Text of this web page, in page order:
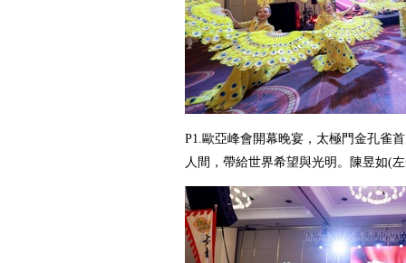
P1. 歐亞峰會開幕晚宴，太極門金孔雀
人間，帶給世界希望與光明。陳昱如(